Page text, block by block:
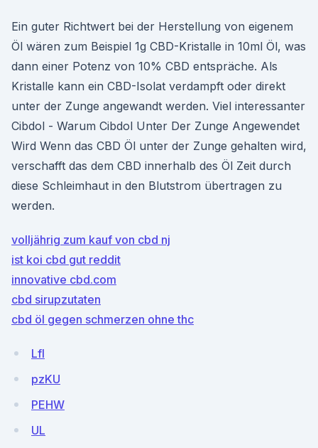
Ein guter Richtwert bei der Herstellung von eigenem
Öl wären zum Beispiel 1g CBD-Kristalle in 10ml Öl, was
dann einer Potenz von 10% CBD entspräche. Als
Kristalle kann ein CBD-Isolat verdampft oder direkt
unter der Zunge angewandt werden. Viel interessanter
Cibdol - Warum Cibdol Unter Der Zunge Angewendet
Wird Wenn das CBD Öl unter der Zunge gehalten wird,
verschafft das dem CBD innerhalb des Öl Zeit durch
diese Schleimhaut in den Blutstrom übertragen zu
werden.
volljährig zum kauf von cbd nj
ist koi cbd gut reddit
innovative cbd.com
cbd sirupzutaten
cbd öl gegen schmerzen ohne thc
LfI
pzKU
PEHW
UL